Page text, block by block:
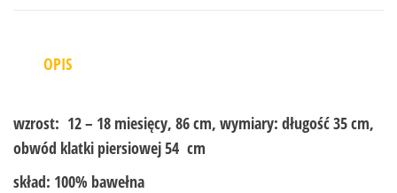
OPIS
wzrost: 12 – 18 miesięcy, 86 cm, wymiary: długość 35 cm,
obwód klatki piersiowej 54 cm
skład: 100% bawełna